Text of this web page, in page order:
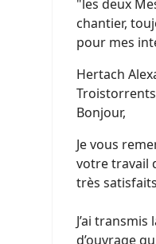
"les deux
chantier,
pour mes
Hertach
Troistorrents
Bonjour,
Je vous
votre travail
très
J’ai
d’ouvrage